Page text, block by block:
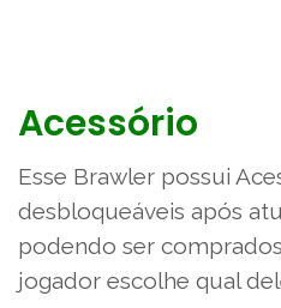
Acessório
Esse Brawler possui
desbloqueáveis após
podendo ser
jogador escolhe qual